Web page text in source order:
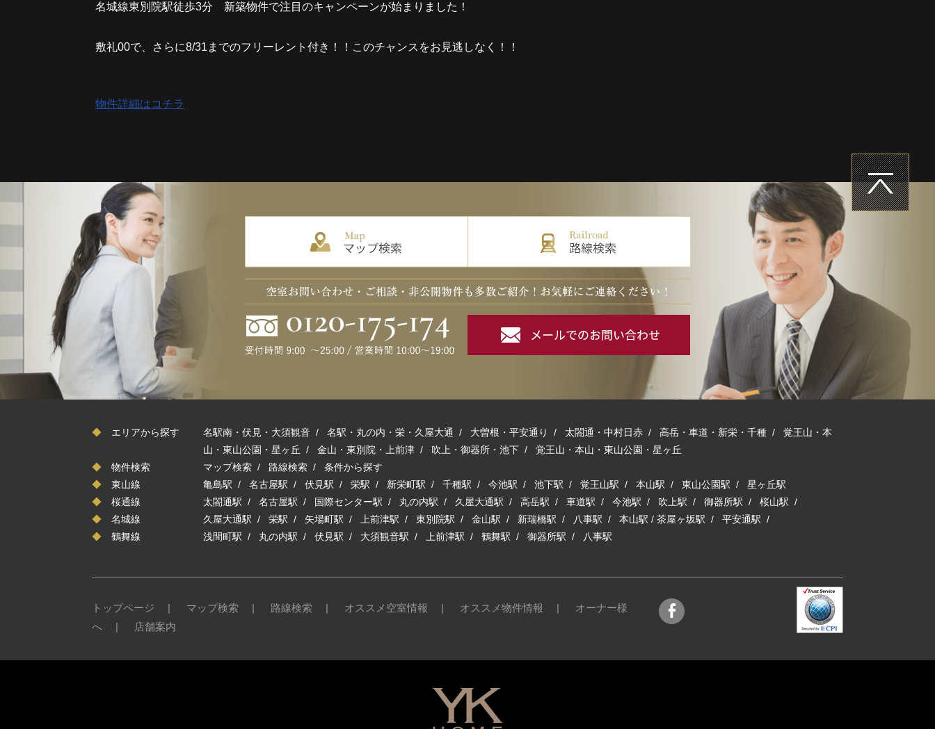
名城線東別院駅徒歩3分 新築物件で注目のキャンペーンが始まりました！
敷礼00で、さらに8/31までのフリーレント付き！！このチャンスをお見逃しなく！！
物件詳細はコチラ
◆ エリアから探す 名駅南・伏見・大須観音 / 名駅・丸の内・栄・久屋大通 / 大曽根・平安通り / 太閤通・中村日赤 / 高岳・車道・新栄・千種 / 覚王山・本
山・東山公園・星ヶ丘 / 金山・東別院・上前津 / 吹上・御器所・池下 / 覚王山・本山・東山公園・星ヶ丘
◆ 物件検索 マップ検索 / 路線検索 / 条件から探す
◆ 東山線 亀島駅 / 名古屋駅 / 伏見駅 / 栄駅 / 新栄町駅 / 千種駅 / 今池駅 / 池下駅 / 覚王山駅 / 本山駅 / 東山公園駅 / 星ヶ丘駅
◆ 桜通線 太閤通駅 / 名古屋駅 / 国際センター駅 / 丸の内駅 / 久屋大通駅 / 高岳駅 / 車道駅 / 今池駅 / 吹上駅 / 御器所駅 / 桜山駅 /
◆ 名城線 久屋大通駅 / 栄駅 / 矢場町駅 / 上前津駅 / 東別院駅 / 金山駅 / 新瑞橋駅 / 八事駅 / 本山駅 / 茶屋ヶ坂駅 / 平安通駅 /
◆ 鶴舞線 浅間町駅 / 丸の内駅 / 伏見駅 / 大須観音駅 / 上前津駅 / 鶴舞駅 / 御器所駅 / 八事駅
トップページ | マップ検索 | 路線検索 | オススメ空室情報 | オススメ物件情報 | オーナー様
へ | 店舗案内